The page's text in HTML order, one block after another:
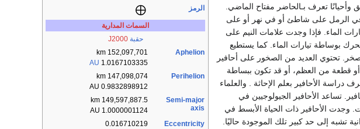
الرمز
السمات المدارية
حقبة J2000
Aphelion
152,097,701 km
1.0167103335
AU
Perihelion
147,098,074 km
0.9832898912 AU
Semi-major
axis
149,597,887.5 km
1.0000001124 AU
Eccentricity
0.016710219
تعرف بـالحاضر مفتاح الماضي.
في الرمل على شاطئ أو في نهر أو على
الماء. فإذا وجدت علامات النيم على
بوساطة تيارات الماء. كما يستطيع
تحتوي العديد من الصخور على أحافير
أو قطعة من العظم، أو قد تكون ببساطة
الأحافير بعلم الإحاثة . والعلماء
تساعد الأحافير الجيولوجيين في
وجدت الأحافير ذات الحياة الأبسط في
تشبه إلى حد كبير تلك الموجودة حاليًا.